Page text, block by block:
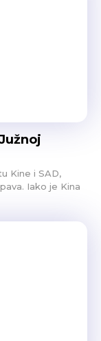
Kine i SAD,
Kina